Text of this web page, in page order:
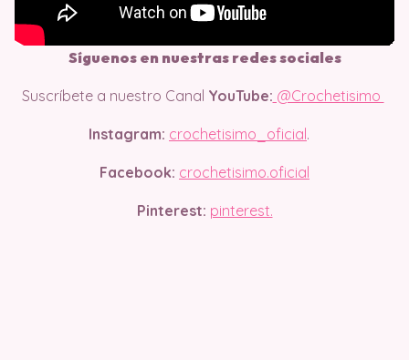
Síguenos en nuestras redes sociales
Suscríbete a nuestro Canal YouTube: @Crochetisimo
Instagram: crochetisimo_oficial .
Facebook: crochetisimo.oficial
Pinterest: pinterest.